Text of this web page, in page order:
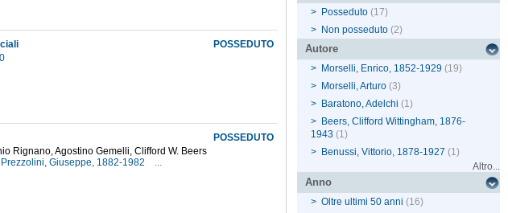
POSSEDUTO
POSSEDUTO
Rignano, Agostino Gemelli, Clifford W. Beers
Prezzolini, Giuseppe, 1882-1982
...
> Posseduto (17)
> Non posseduto (2)
Autore
> Morselli, Enrico, 1852-1929 (19)
> Morselli, Arturo (3)
> Baratono, Adelchi (1)
> Beers, Clifford Wittingham, 1876-
1943 (1)
> Benussi, Vittorio, 1878-1927 (1)
Altro...
Anno
> Oltre ultimi 50 anni (16)